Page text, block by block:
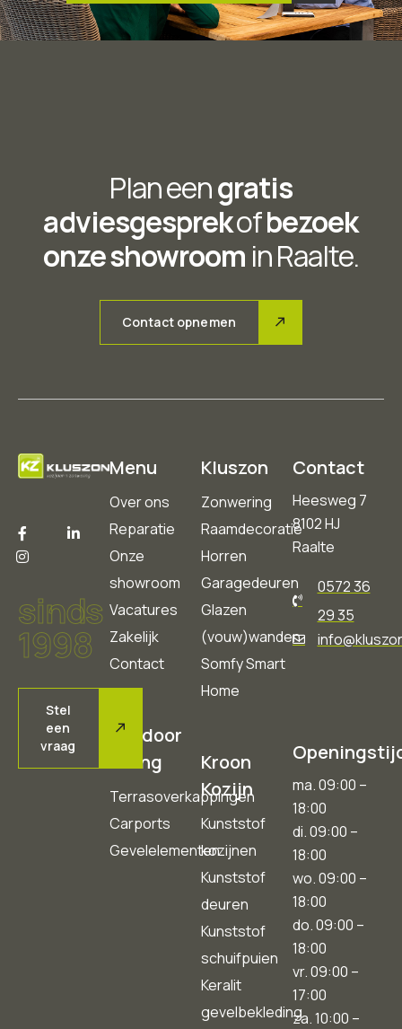
Plan eengratis
adviesgesprekofbezoek
onze showroom in Raalte.
Contact opnemen
sinds
1998
Stel
een
vraag
Menu
Over ons
Reparatie
Onze
showroom
Vacatures
Zakelijk
Contact
Outdoor
Living
Terrasoverkappingen
Carports
Gevelelementen
Kluszon
Zonwering
Raamdecoratie
Horren
Garagedeuren
Glazen
(vouw)wanden
Somfy Smart
Home
Kroon
Kozijn
Kunststof
kozijnen
Kunststof
deuren
Kunststof
schuifpuien
Keralit
gevelbekleding
Contact
Heesweg 7
8102 HJ
Raalte
0572 36
29 35
ma. 09:00 –
18:00
di. 09:00 –
18:00
wo. 09:00 –
18:00
do. 09:00 –
18:00
vr. 09:00 –
17:00
za. 10:00 –